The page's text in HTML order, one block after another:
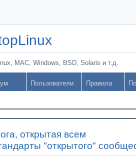
MAC, Windows, BSD, Solaris и т.д.
Пользователи Правила
открытая всем
"открытого"